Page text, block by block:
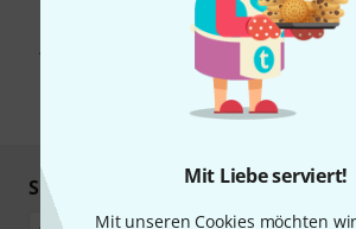
Mit Liebe serviert!
Mit unseren Cookies möchten
Mit Klick auf „Jetzt anmelden“ stimmen Sie
Werbung und einer Messung des E-Mail-
Abmeldung ist jederzeit möglich. Weitere
unseren
* Pflichtfeld
Sicher einkaufen & bezahlen